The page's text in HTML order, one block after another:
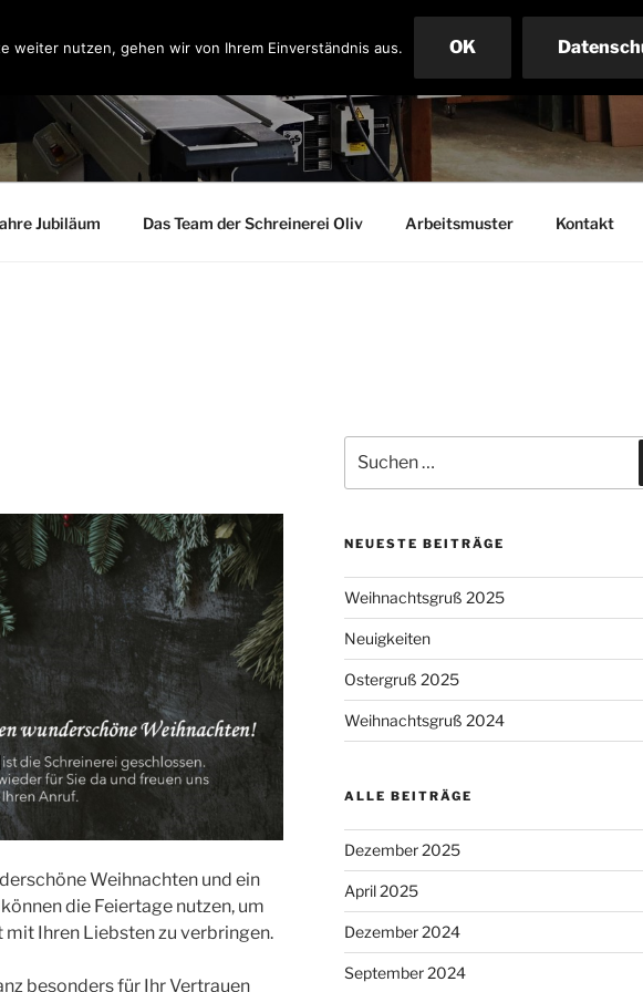
Jubiläum Das Team der Schreinerei Oliv Arbeitsmuster Kontakt
Weihnachten und ein
die Feiertage nutzen, um
Ihren Liebsten zu verbringen.
besonders für Ihr Vertrauen
nach:
NEUESTE BEITRÄGE
Weihnachtsgruß 2025
Neuigkeiten
Ostergruß 2025
Weihnachtsgruß 2024
ALLE BEITRÄGE
Dezember 2025
April 2025
Dezember 2024
September 2024
weiter nutzen, gehen wir von Ihrem Einverständnis aus. OK